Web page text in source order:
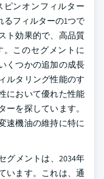
ンオンフィルター
るフィルターの1つで
ト効果的で、高品質
このセグメントに
くつかの追加の成長
ルタリング性能のす
において優れた性能
を探しています。
速機油の維持に特に
グメントは、2034年
います。これは、通